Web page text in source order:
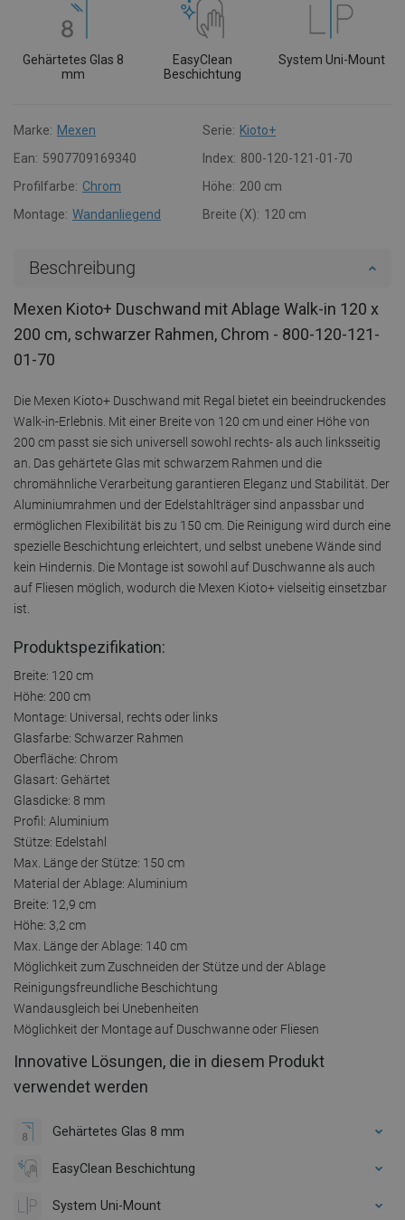
Gehärtetes Glas 8
mm
EasyClean
Beschichtung
System Uni-Mount
Marke: Mexen Serie: Kioto+
Ean: 5907709169340 Index: 800-120-121-01-70
Profilfarbe: Chrom Höhe: 200 cm
Montage: Wandanliegend Breite (X): 120 cm
Beschreibung
Mexen Kioto+ Duschwand mit Ablage Walk-in 120 x
200 cm, schwarzer Rahmen, Chrom - 800-120-121-
01-70
Die Mexen Kioto+ Duschwand mit Regal bietet ein beeindruckendes
Walk-in-Erlebnis. Mit einer Breite von 120 cm und einer Höhe von
200 cm passt sie sich universell sowohl rechts- als auch linksseitig
an. Das gehärtete Glas mit schwarzem Rahmen und die
chromähnliche Verarbeitung garantieren Eleganz und Stabilität. Der
Aluminiumrahmen und der Edelstahlträger sind anpassbar und
ermöglichen Flexibilität bis zu 150 cm. Die Reinigung wird durch eine
spezielle Beschichtung erleichtert, und selbst unebene Wände sind
kein Hindernis. Die Montage ist sowohl auf Duschwanne als auch
auf Fliesen möglich, wodurch die Mexen Kioto+ vielseitig einsetzbar
ist.
Produktspezifikation:
Breite: 120 cm
Höhe: 200 cm
Montage: Universal, rechts oder links
Glasfarbe: Schwarzer Rahmen
Oberfläche: Chrom
Glasart: Gehärtet
Glasdicke: 8 mm
Profil: Aluminium
Stütze: Edelstahl
Max. Länge der Stütze: 150 cm
Material der Ablage: Aluminium
Breite: 12,9 cm
Höhe: 3,2 cm
Max. Länge der Ablage: 140 cm
Möglichkeit zum Zuschneiden der Stütze und der Ablage
Reinigungsfreundliche Beschichtung
Wandausgleich bei Unebenheiten
Möglichkeit der Montage auf Duschwanne oder Fliesen
Innovative Lösungen, die in diesem Produkt
verwendet werden
Gehärtetes Glas 8 mm
EasyClean Beschichtung
System Uni-Mount